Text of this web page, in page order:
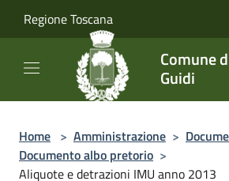
Regione Toscana
Comune
Guidi
Home > Amministrazione >
Documento albo pretorio >
Aliquote e detrazioni IMU anno 2013